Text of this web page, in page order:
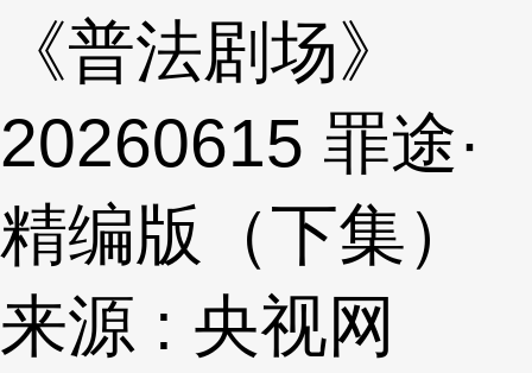
《普法剧场》
20260615 罪途·
精编版（下集）
来源 : 央视网